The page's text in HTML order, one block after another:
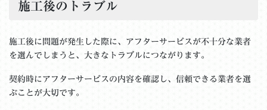
施工後のトラブル
施工後に問題が発生した際に、アフターサービスが不十分な業者
を選んでしまうと、大きなトラブルにつながります。
契約時にアフターサービスの内容を確認し、信頼できる業者を選
ぶことが大切です。